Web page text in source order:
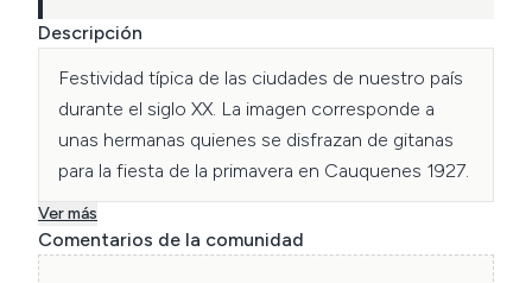
Descripción
Festividad típica de las ciudades de nuestro país
durante el siglo XX. La imagen corresponde a
unas hermanas quienes se disfrazan de gitanas
para la fiesta de la primavera en Cauquenes 1927.
Ver más
Comentarios de la comunidad